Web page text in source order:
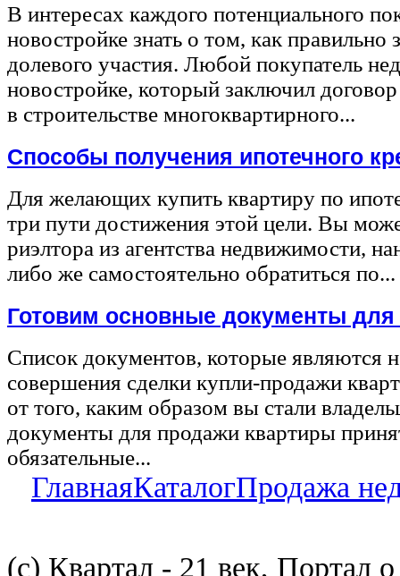
В интересах каждого потенциального
новостройке знать о том, как правильно
долевого участия. Любой покупатель
новостройке, который заключил
в строительстве многоквартирного...
Способы получения ипотечного
Для желающих купить квартиру по
три пути достижения этой цели. Вы
риэлтора из агентства недвижимости,
либо же самостоятельно обратиться по...
Готовим основные документы
Список документов, которые являются
совершения сделки купли-продажи
от того, каким образом вы стали
документы для продажи квартиры
обязательные...
ГлавнаяКаталогПродажа
(с) Квартал - 21 век, Портал